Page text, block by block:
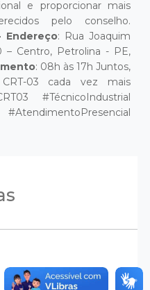
e proporcionar mais
pelo conselho.
Endereço: Rua Joaquim
– Centro, Petrolina - PE,
: 08h às 17h Juntos,
03 cada vez mais
#TécnicoIndustrial